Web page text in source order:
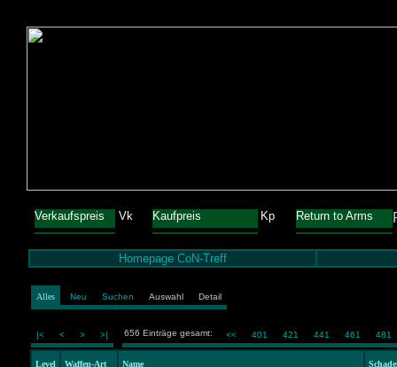
Verkaufspreis Vk Kaufpreis Kp Return to Arms
Homepage CoN-Treff
Alles Neu Suchen Auswahl Detail
|< < > >| 656 Einträge gesamt: << 401 421 441 461 481
Level Waffen-Art Name